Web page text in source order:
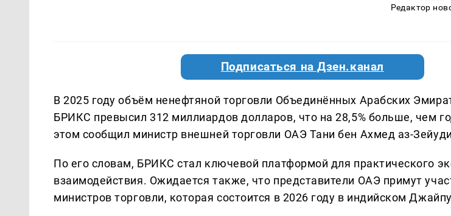
Редактор
Подписаться на Дзен.канал
В 2025 году объём ненефтяной торговли Объединённых Арабских
БРИКС превысил 312 миллиардов долларов, что на 28,5% больше, чем
этом сообщил министр внешней торговли ОАЭ Тани бен Ахмед аз-
По его словам, БРИКС стал ключевой платформой для практического
взаимодействия. Ожидается также, что представители ОАЭ примут
министров торговли, которая состоится в 2026 году в индийском